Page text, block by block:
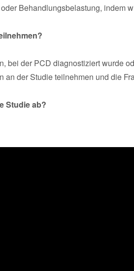
Behandlungsbelastung, indem
bei der PCD diagnostiziert wurde
an der Studie teilnehmen und die
Studie ab?